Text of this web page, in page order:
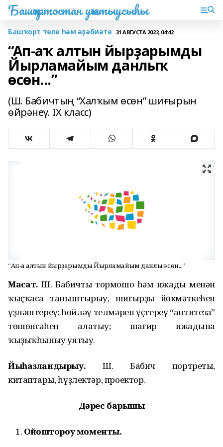
Башҡортостан уҡытыусыһы
Башҡорт теле һәм әҙәбиәте 31 АВГУСТА 2022, 04:42
“Ап-аҡ алтын йырҙарымды
Йырламайым данлыҡ
өсөн...”
(Ш. Бабичтың “Халҡым өсөн” шиғырын
өйрәнеү. IX класс)
“Ап-аҡ алтын йырҙарымды Йырламайым данлыҡ өсөн...”
Маҡсат. Ш. Бабичтың тормошо һәм ижады менән
ҡыҫҡаса таныштырыу, шиғырҙың йөкмәткеһен
үҙләштереү; һөйләү телмәрен үҫтереү “антитеза”
төшөнсәһен аңлатыу; шағир ижадына
ҡыҙыҡһыныу уятыу.
Йыһазландырыу. Ш. Бабич портреты,
китаптары, һүҙлектәр, проектор.
Дәрес барышы
Ойоштороу моменты.